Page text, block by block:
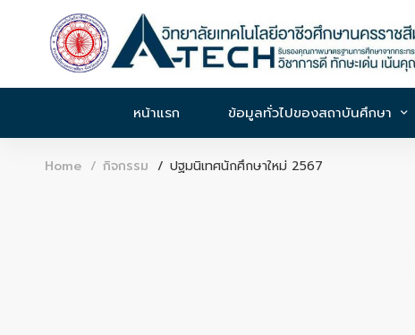
หน้าแรก ข้อมูลทั่วไปของสถาบันศึกษา
Home กิจกรรม ปฐมนิเทศนักศึกษาใหม่ 2567